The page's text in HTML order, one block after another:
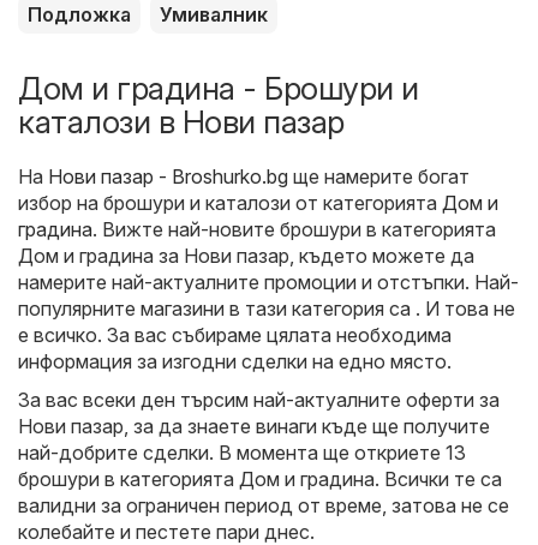
Подложка
Умивалник
Дом и градина - Брошури и
каталози в Нови пазар
На Нови пазар - Broshurko.bg ще намерите богат
избор на брошури и каталози от категорията Дом и
градина. Вижте най-новите брошури в категорията
Дом и градина за Нови пазар, където можете да
намерите най-актуалните промоции и отстъпки. Най-
популярните магазини в тази категория са . И това не
е всичко. За вас събираме цялата необходима
информация за изгодни сделки на едно място.
За вас всеки ден търсим най-актуалните оферти за
Нови пазар, за да знаете винаги къде ще получите
най-добрите сделки. В момента ще откриете 13
брошури в категорията Дом и градина. Всички те са
валидни за ограничен период от време, затова не се
колебайте и пестете пари днес.